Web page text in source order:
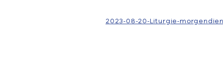
Archief liturgie
Diensten
2023-08-20-Liturgie-